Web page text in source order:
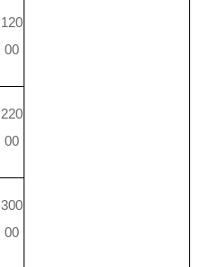
120
00
220
00
300
00